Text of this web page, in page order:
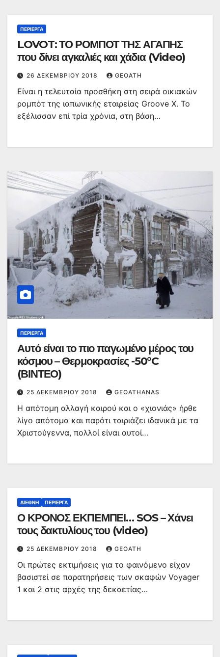
ΠΕΡΊΕΡΓΑ
LOVOT: ΤΟ ΡΟΜΠΟΤ ΤΗΣ ΑΓΑΠΗΣ
που δίνει αγκαλιές και χάδια (Video)
26 ΔΕΚΕΜΒΡΊΟΥ 2018 GEOATH
Είναι η τελευταία προσθήκη στη σειρά οικιακών
ρομπότ της ιαπωνικής εταιρείας Groove X. Το
εξέλισσαν επί τρία χρόνια, στη βάση…
ΠΕΡΊΕΡΓΑ
Αυτό είναι το πιο παγωμένο μέρος του
κόσμου – Θερμοκρασίες -50°C
(ΒΙΝΤΕΟ)
25 ΔΕΚΕΜΒΡΊΟΥ 2018 GEOATHANAS
Η απότομη αλλαγή καιρού και ο «χιονιάς» ήρθε
λίγο απότομα και παρότι ταιριάζει ιδανικά με τα
Χριστούγεννα, πολλοί είναι αυτοί…
ΔΙΕΘΝΉ ΠΕΡΊΕΡΓΑ
Ο ΚΡΟΝΟΣ ΕΚΠΕΜΠΕΙ… SOS – Χάνει
τους δακτυλίους του (video)
25 ΔΕΚΕΜΒΡΊΟΥ 2018 GEOATH
Οι πρώτες εκτιμήσεις για το φαινόμενο είχαν
βασιστεί σε παρατηρήσεις των σκαφών Voyager
1 και 2 στις αρχές της δεκαετίας…